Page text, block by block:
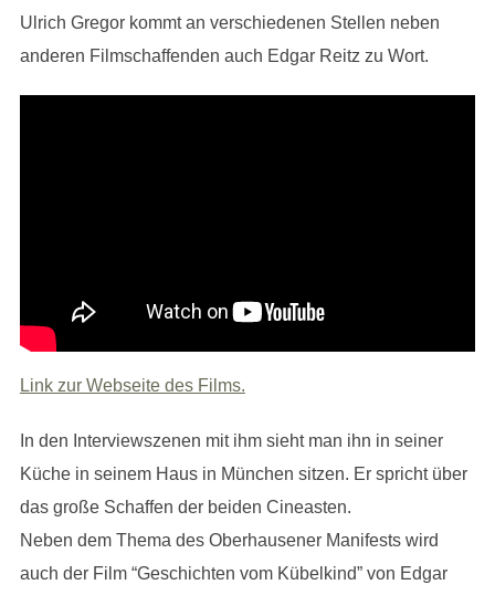
Ulrich Gregor kommt an verschiedenen Stellen neben
anderen Filmschaffenden auch Edgar Reitz zu Wort.
Link zur Webseite des Films.
In den Interviewszenen mit ihm sieht man ihn in seiner
Küche in seinem Haus in München sitzen. Er spricht über
das große Schaffen der beiden Cineasten.
Neben dem Thema des Oberhausener Manifests wird
auch der Film “Geschichten vom Kübelkind” von Edgar